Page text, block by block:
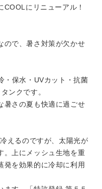
にリニューアル！
ので、暑さ対策が欠かせ
・保水・UVカット・抗菌
ンクです。
暑さの夏も快適に過ごせ
えるのですが、太陽光が
。上にメッシュ生地を重
発を効果的に冷却に利用